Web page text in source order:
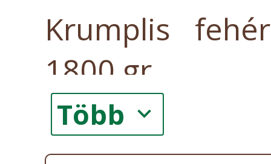
Krumplis
1800 gr
Több keyboard_arrow_down